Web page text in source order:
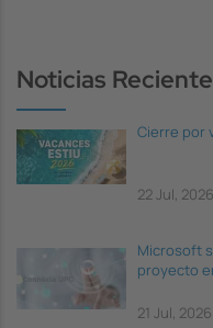
Noticias
Cierre por
22 Jul, 2026
Microsoft
proyecto
21 Jul, 2026